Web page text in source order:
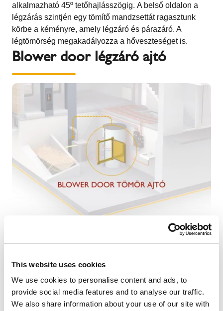
This website uses cookies
We use cookies to personalise content and ads, to
provide social media features and to analyse our traffic.
We also share information about your use of our site with
alkalmazható 45º tetőhajlásszögig. A belső oldalon a
légzárás szintjén egy tömítő mandzsettát ragasztunk
körbe a kéményre, amely légzáró és párazáró. A
légtömörség megakadályozza a hőveszteséget is.
Blower door légzáró ajtó
Egy speciális tömítő szalagnak köszönhetően az
képest) tökéletesen légzáróak!
Blower door légzáró előlap